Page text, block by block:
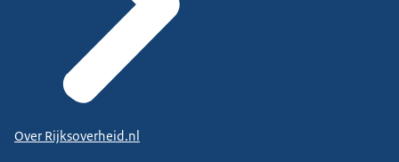
Over Rijksoverheid.nl